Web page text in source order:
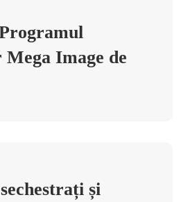
Mega Image de
și